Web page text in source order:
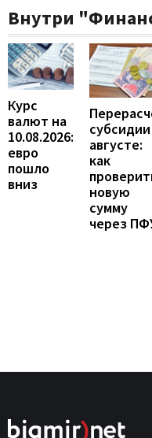
Внутри
Курс
валют на
10.08.2026:
евро
пошло
вниз
субсидии
августе:
как
новую
сумму
через